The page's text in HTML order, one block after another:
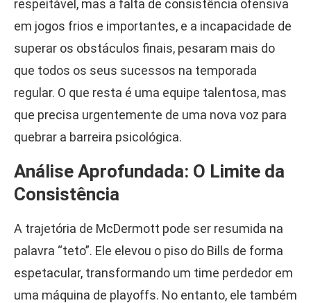
respeitável, mas a falta de consistência ofensiva
em jogos frios e importantes, e a incapacidade de
superar os obstáculos finais, pesaram mais do
que todos os seus sucessos na temporada
regular. O que resta é uma equipe talentosa, mas
que precisa urgentemente de uma nova voz para
quebrar a barreira psicológica.
Análise Aprofundada: O Limite da
Consistência
A trajetória de McDermott pode ser resumida na
palavra “teto”. Ele elevou o piso do Bills de forma
espetacular, transformando um time perdedor em
uma máquina de playoffs. No entanto, ele também